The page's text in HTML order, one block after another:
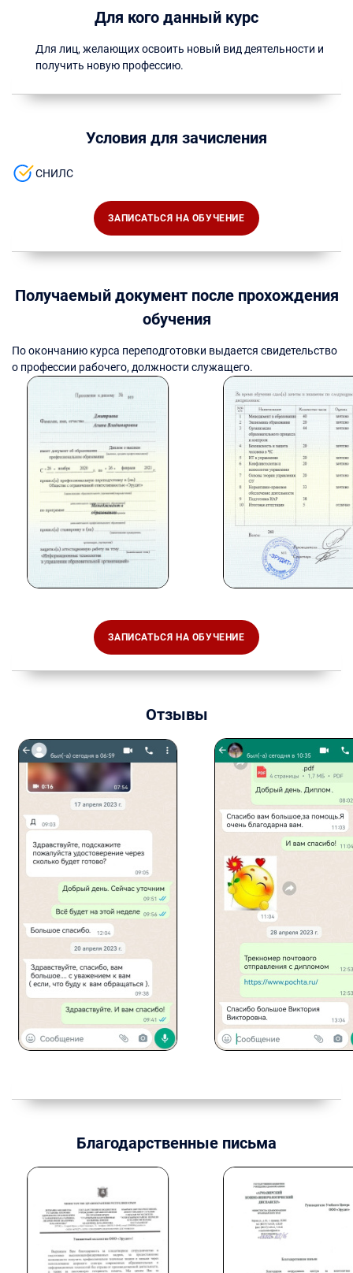
Для кого данный курс
Для лиц, желающих освоить новый вид деятельности и
получить новую профессию.
Условия для зачисления
СНИЛС
ЗАПИСАТЬСЯ НА ОБУЧЕНИЕ
Получаемый документ после прохождения
обучения
По окончанию курса переподготовки выдается свидетельство
о профессии рабочего, должности служащего.
ЗАПИСАТЬСЯ НА ОБУЧЕНИЕ
Отзывы
Благодарственные письма